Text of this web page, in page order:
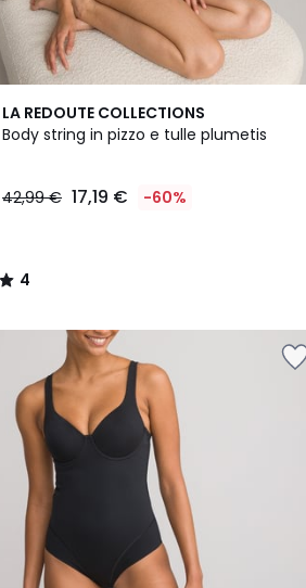
LA REDOUTE COLLECTIONS
Body string in pizzo e tulle plumetis
42,99 € 17,19 € -60%
4
/
4
/